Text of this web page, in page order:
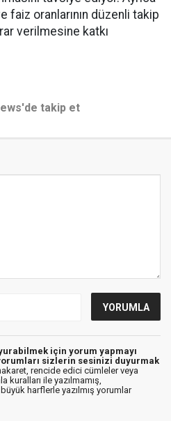
faiz oranlarının düzenli takip
verilmesine katkı
takip et
için yorum yapmayı
sizlerin sesinizi duyurmak
rencide edici cümleler veya
kuralları ile yazılmamış,
harflerle yazılmış yorumlar